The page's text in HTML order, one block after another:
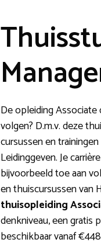
De opleiding
volgen? D.m.v. deze
cursussen en
Leidinggeven. Je
bijvoorbeeld toe aan
en thuiscursussen van
thuisopleiding
denkniveau, een gratis
beschikbaar vanaf